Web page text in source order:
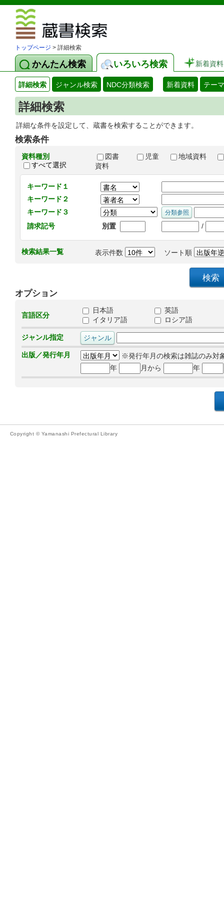
トップページ > 詳細検索
かんたん検索 いろいろ検索 新着資料
詳細検索 ジャンル検索 NDC分類検索 新着資料 テー
詳細検索
詳細な条件を設定して、蔵書を検索することができます。
検索条件
資料種別
すべて選択
図書 児童
地域資料
資料
キーワード１
キーワード２
キーワード３
請求記号
別置 /
検索結果一覧 表示件数 ソート順
オプション
言語区分
日本語
英語
イタリア語
ロシア語
ジャンル指定
出版／発行年月
※発行年月の検索は雑誌のみ対
年
月から 年
Copyright © Yamanashi Prefectural Library